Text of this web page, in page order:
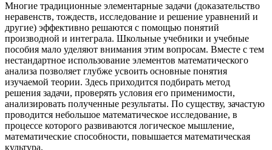
Многие традиционные элементарные задачи (доказательство
неравенств, тождеств, исследование и решение уравнений и
другие) эффективно решаются с помощью понятий
производной и интеграла. Школьные учебники и учебные
пособия мало уделяют внимания этим вопросам. Вместе с тем
нестандартное использование элементов математического
анализа позволяет глубже усвоить основные понятия
изучаемой теории. Здесь приходится подбирать метод
решения задачи, проверять условия его применимости,
анализировать полученные результаты. По существу, зачастую
проводится небольшое математическое исследование, в
процессе которого развиваются логическое мышление,
математические способности, повышается математическая
культура.